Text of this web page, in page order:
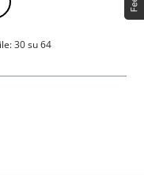
30 su 64